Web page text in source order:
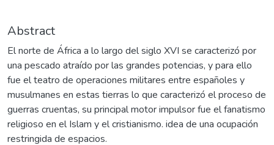
Abstract
El norte de África a lo largo del siglo XVI se caracterizó por
una pescado atraído por las grandes potencias, y para ello
fue el teatro de operaciones militares entre españoles y
musulmanes en estas tierras lo que caracterizó el proceso de
guerras cruentas, su principal motor impulsor fue el fanatismo
religioso en el Islam y el cristianismo. idea de una ocupación
restringida de espacios.